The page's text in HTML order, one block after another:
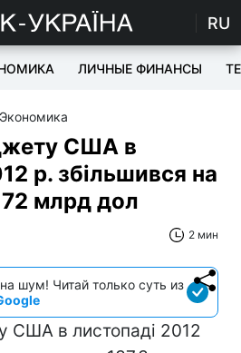
RU
ЛИЧНЫЕ ФИНАНСЫ
Экономика
США в
р. збільшився на
млрд дол
2 мин
шум! Читай только суть из
США в листопаді 2012